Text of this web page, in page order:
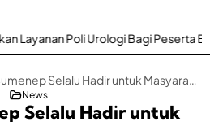
Bagi Peserta BPJS Kesehatan
Baznas Sumenep Selalu Hadir untuk Masyarakat yang Membutuhkan
News
Selalu Hadir untuk